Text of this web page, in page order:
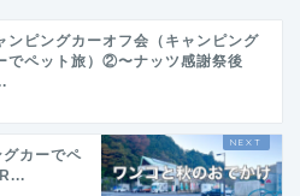
ンピングカーオフ会（キャンピング
でペット旅）②〜ナッツ感謝祭後
カーでペ